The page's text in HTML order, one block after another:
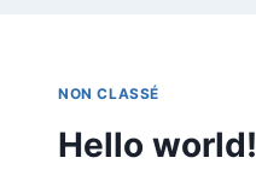
NON CLASSÉ
Hello world!